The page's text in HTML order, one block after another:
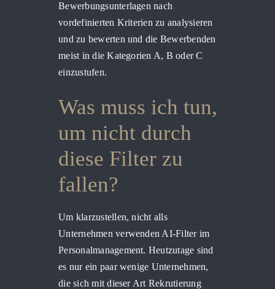
Bewerbungsunterlagen nach
vordefinierten Kriterien zu analysieren
und zu bewerten und die Bewerbenden
meist in die Kategorien A, B oder C
einzustufen.
Was muss ich tun,
um nicht durch
diese Filter zu
fallen?
Um klarzustellen, nicht alls
Unternehmen verwenden AI-Filter im
Personalmanagement. Heutzutage sind
es nur ein paar wenige Unternehmen,
die sich mit dieser Art Rekrutierung